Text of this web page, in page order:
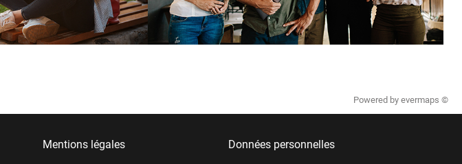
Powered by evermaps ©
Mentions légales Données personnelles